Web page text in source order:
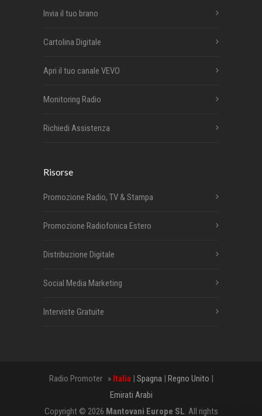
Invia il tuo brano
Cartolina Digitale
Apri il tuo canale VEVO
Monitoring Radio
Richiedi Assistenza
Risorse
Promozione Radio, TV & Stampa
Promozione Radiofonica Estero
Distribuzione Digitale
Social Media Marketing
Interviste Gratuite
Radio Promoter » Italia| Spagna | Regno Unito |
Emirati Arabi
Copyright © 2026 Mantovani Europe SL. All rights